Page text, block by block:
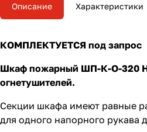
Описание Характеристики
КОМПЛЕКТУЕТСЯ под запрос
Шкаф пожарный ШП-К-О-320
огнетушителей.
Секции шкафа имеют равные
для одного напорного рукава